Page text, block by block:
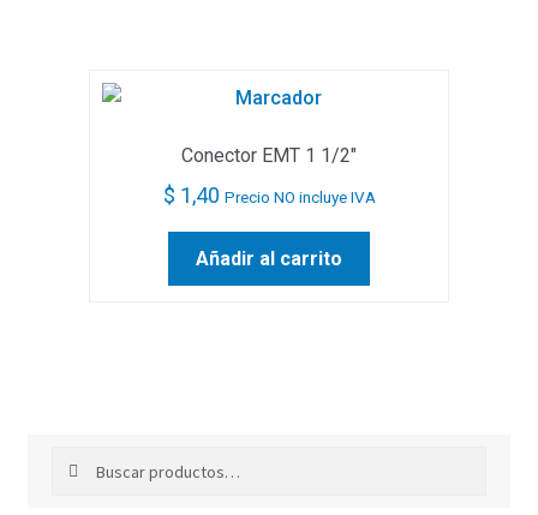
Conector EMT 1 1/2″
$ 1,40 Precio NO incluye IVA
Añadir al carrito